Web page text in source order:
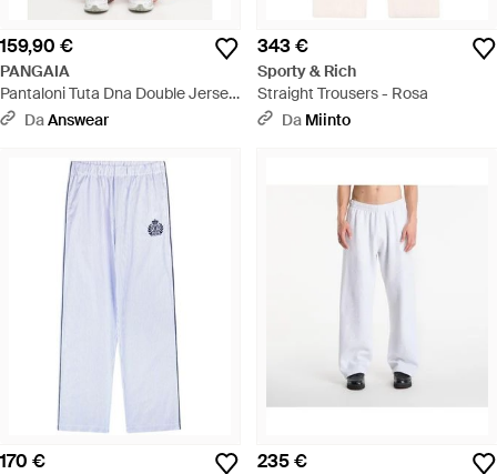
159,90 €
PANGAIA
Pantaloni Tuta Dna Double Jersey
Pleated Trousers - Rosa
DaAnswear
343 €
Sporty & Rich
Straight Trousers - Rosa
Da Miinto
170 € 235 €